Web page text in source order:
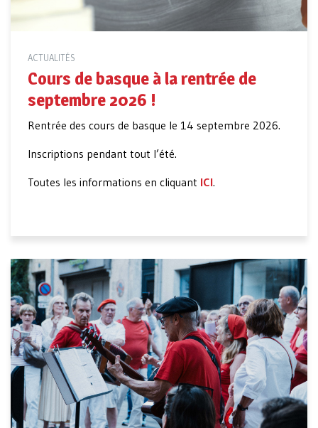
ACTUALITÉS
Cours de basque à la rentrée de
septembre 2026 !
Rentrée des cours de basque le 14 septembre 2026.
Inscriptions pendant tout l’été.
Toutes les informations en cliquant ICI.